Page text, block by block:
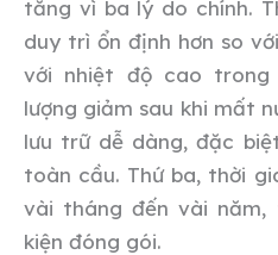
tăng vì ba lý do chính.
duy trì ổn định hơn so
với nhiệt độ cao trong
lượng giảm sau khi mất
lưu trữ dễ dàng, đặc
toàn cầu. Thứ ba, thời
vài tháng đến vài
kiện đóng gói.